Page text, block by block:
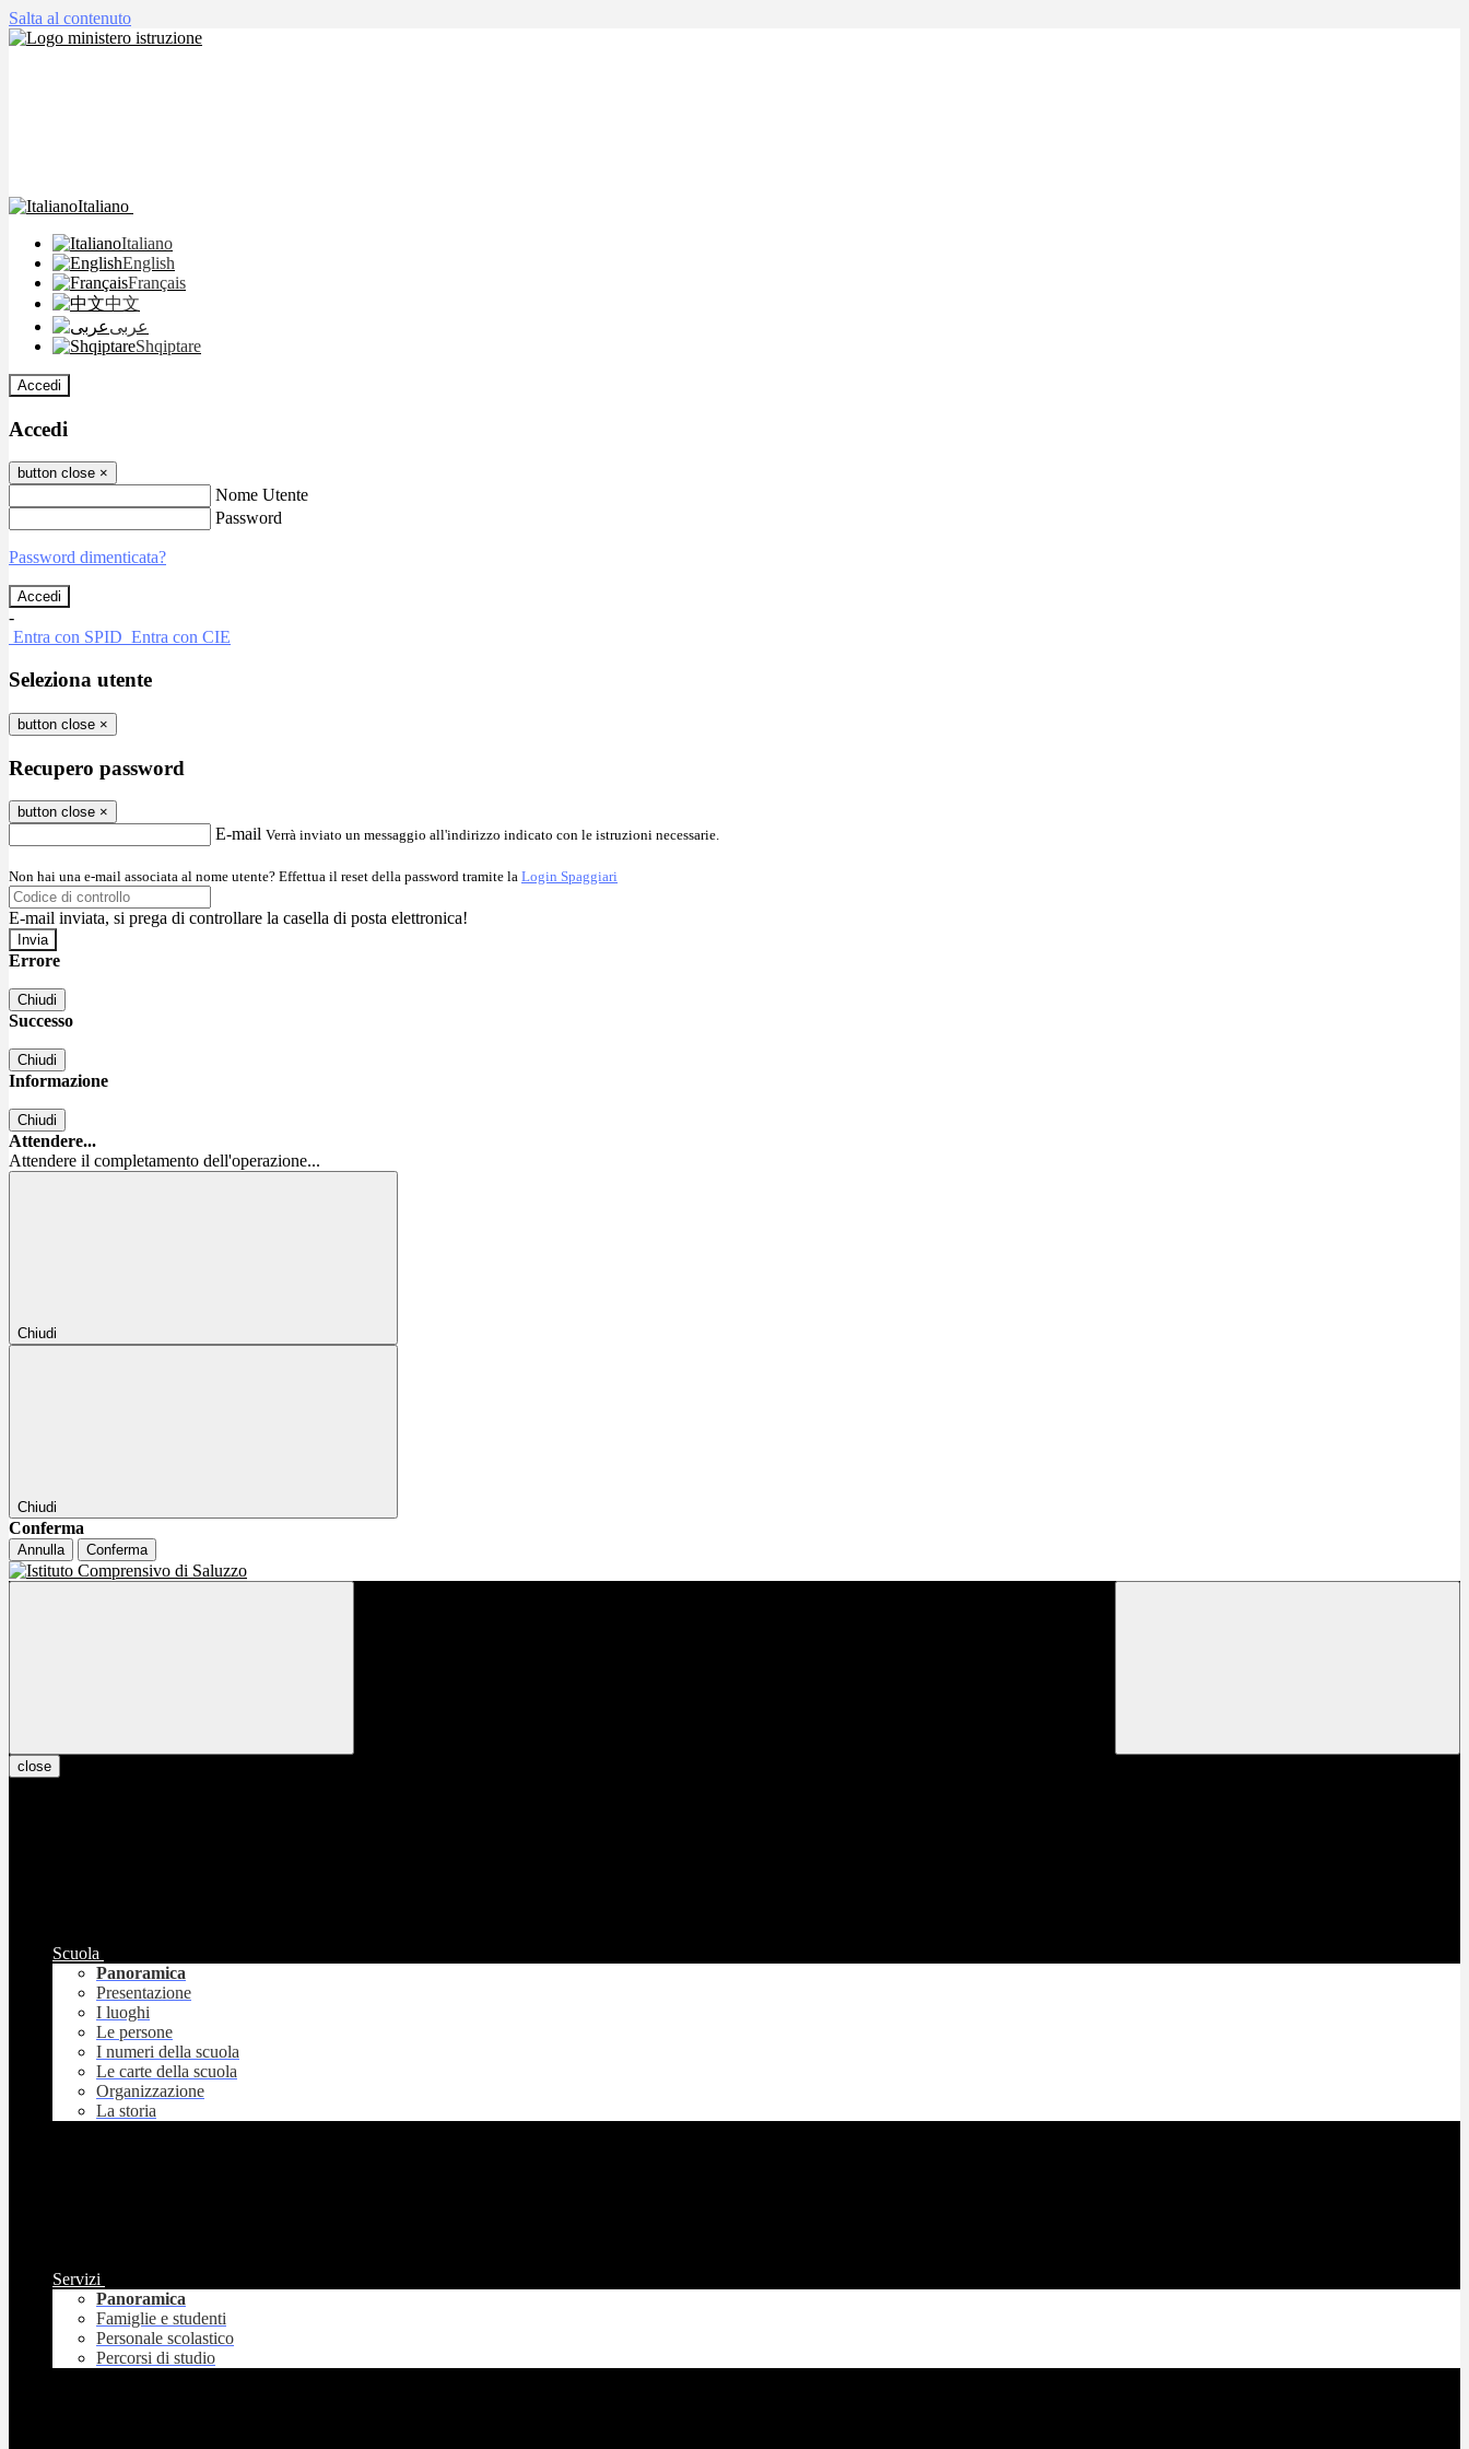
Salta al contenuto
Italiano
Italiano
English
Français
中文
عربى
Shqiptare
Accedi
Accedi
button close ×
Nome Utente
Password
Password dimenticata?
-
Entra con SPID Entra con CIE
Seleziona utente
button close ×
Recupero password
button close ×
E-mail Verrà inviato un messaggio all'indirizzo indicato con le istruzioni necessarie.
Non hai una e-mail associata al nome utente? Effettua il reset della password tramite la Login Spaggiari
E-mail inviata, si prega di controllare la casella di posta elettronica!
Errore
Chiudi
Successo
Chiudi
Informazione
Chiudi
Attendere...
Attendere il completamento dell'operazione...
Chiudi
Chiudi
Conferma
Annulla Conferma
close
Scuola
Panoramica
Presentazione
I luoghi
Le persone
I numeri della scuola
Le carte della scuola
Organizzazione
La storia
Servizi
Panoramica
Famiglie e studenti
Personale scolastico
Percorsi di studio